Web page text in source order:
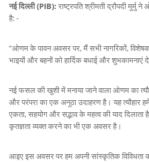
नई दिल्ली (PIB): राष्ट्रपति श्रीमती द्रौपदी
है: -
“ओणम के पावन अवसर पर, मैं सभी नागरिकों,
भाइयों और बहनों को हार्दिक बधाई और शुभकामनाएं
नई फसल की खुशी में मनाया जाने वाला ओणम का
और परंपरा का एक अनूठा उदाहरण है। यह त्यौहार
एकता, सहयोग और सद्भाव के महत्व की याद दिलाता
कृतज्ञता व्यक्त करने का भी एक अवसर है।
आइए इस अवसर पर हम अपनी सांस्कृतिक विविधता